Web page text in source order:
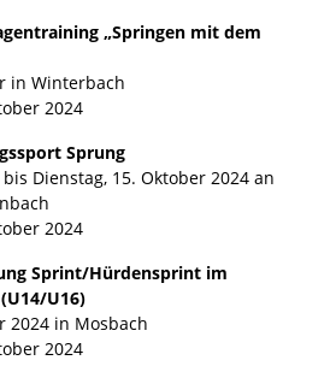
„Springen mit dem
in Winterbach
2024
Sprung
Dienstag, 15. Oktober 2024 an
2024
Sprint/Hürdensprint im
U16)
2024 in Mosbach
2024